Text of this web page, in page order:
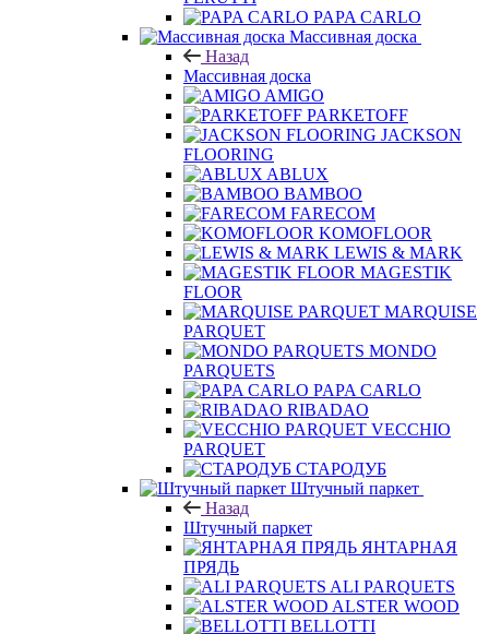
PAPA CARLO
Массивная доска
Назад
Массивная доска
AMIGO
PARKETOFF
JACKSON
FLOORING
ABLUX
BAMBOO
FARECOM
KOMOFLOOR
LEWIS & MARK
MAGESTIK
FLOOR
MARQUISE
PARQUET
MONDO
PARQUETS
PAPA CARLO
RIBADAO
VECCHIO
PARQUET
СТАРОДУБ
Штучный паркет
Назад
Штучный паркет
ЯНТАРНАЯ
ПРЯДЬ
ALI PARQUETS
ALSTER WOOD
BELLOTTI